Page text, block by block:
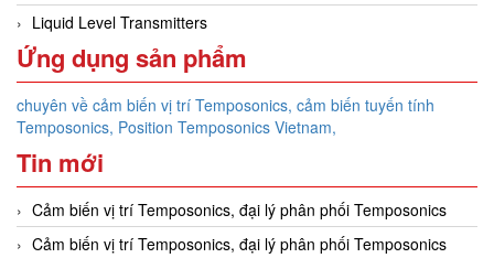
Liquid Level Transmitters
Ứng dụng sản phẩm
chuyên về cảm biến vị trí Temposonics, cảm biến tuyến tính
Temposonics, Position Temposonics Vietnam,
Tin mới
Cảm biến vị trí Temposonics, đại lý phân phối Temposonics
Cảm biến vị trí Temposonics, đại lý phân phối Temposonics